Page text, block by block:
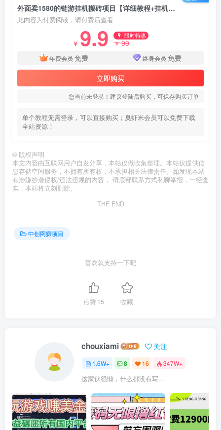
外面卖1580的链游挂机搬砖项目【详细教程+挂机脚本】
此内容为付费阅读，请付费后查看
￥ 9.9 限时特惠
￥99
年费会员 免费 终身会员 免费
立即购买
您当前未登录！建议登陆后购买，可保存购买订单
单个教程无需登录，可以直接购买；臭虾米会员可以免费下载
全站资源！
© 版权声明
本文内容由互联网用户自发分享，本站仅做收集整理。本站仅提供信
息存储空间服务，不拥有所有权，不承担相关法律责任。如发现本站
有涉嫌抄袭侵权/违法违规的内容， 请底部联系方式私聊举报，一经查
实，本站将立刻删除。
THE END
中创网赚项目
喜欢就支持一下吧
点赞15 收藏
chouxiami 关注
1.6W+ 8 16 347W+
这家伙很懒，什么都没有写...